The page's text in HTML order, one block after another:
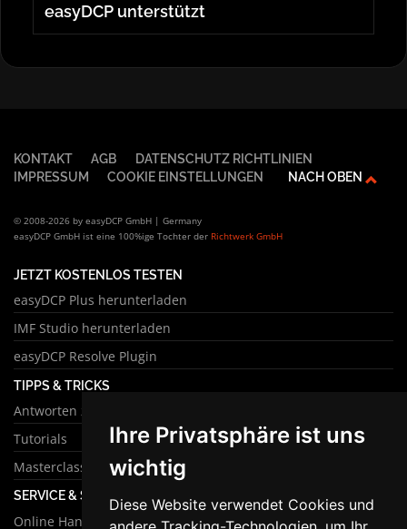
Ihre Privatsphäre ist uns
wichtig
Diese Website verwendet Cookies und
easyDCP unterstützt
KONTAKT AGB
DATENSCHUTZ RICHTLINIEN
IMPRESSUM
COOKIE EINSTELLUNGEN NACH OBEN
© 2008-2026 by easyDCP GmbH | Germany
easyDCP GmbH ist eine 100%ige Tochter der Richtwerk GmbH
JETZT KOSTENLOS TESTEN
easyDCP Plus herunterladen
IMF Studio herunterladen
easyDCP Resolve Plugin
TIPPS & TRICKS
Antworten zu häufigen Fragen
Tutorials
Masterclass
SERVICE & SUPPORT
Online Handbuch